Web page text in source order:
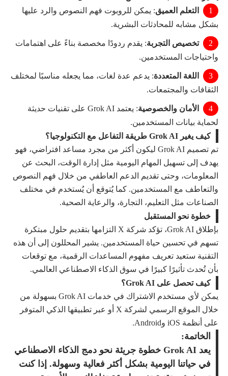
التعلم العميق: يمكن للروبوت فهم النصوص والرد عليها
بشكل مشابه للمحادثات البشرية.
تخصيص التجربة: يقدم ردودًا مخصصة بناءً على اهتمامات
واحتياجات المستخدمين.
اللغة المتعددة: يدعم عدة لغات، مما يجعله مناسبًا لمختلف
الثقافات والمجتمعات.
الأمان والخصوصية
: يعتمد Grok AI على تقنيات حديثة
لحماية بيانات المستخدمين.
كيف يغير Grok AI طريقة التفاعل مع التكنولوجيا؟
تم تصميم Grok AI ليكون أكثر من مجرد مساعد افتراضي، فهو
يهدف إلى تسهيل المهام اليومية مثل إدارة الوقت، البحث عن
المعلومات، وحتى تقديم الدعم العاطفي من خلال فهم النصوص
والتعاطف مع المستخدمين. كما يُتوقع أن يُستخدم في مختلف
الصناعات مثل التعليم، التجارة، والرعاية الصحية.
خطوة نحو المستقبل
بإطلاق Grok AI، تؤكد شركة X التزامها بتقديم حلول مبتكرة
تسهم في تحسين حياة المستخدمين. يشير المحللون إلى أن هذه
التقنية ستعيد تعريف مفهوم المساعدات الرقمية، مع توقعات
بأن تُحدث تأثيرًا كبيرًا في سوق الذكاء الاصطناعي العالمي.
كيف تحصل على Grok AI؟
يمكن لأي مستخدم الاشتراك في خدمات Grok AI بسهولة من
خلال الموقع الرسمي لشركة X أو عبر تطبيقها الذكي المتوفر
على أنظمة iOS وAndroid.
الخاتمة:
يعد Grok AI خطوة جريئة نحو دمج الذكاء الاصطناعي
في حياتنا اليومية بشكل أكثر فعالية وسهولة. إذا كنت